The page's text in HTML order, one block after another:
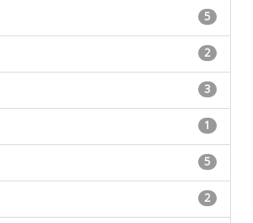
5
2
3
1
5
2